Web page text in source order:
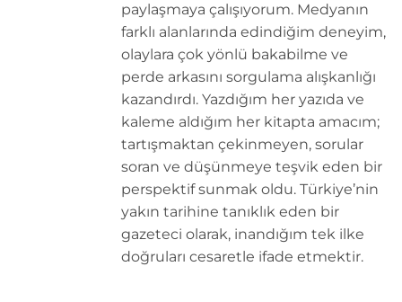
paylaşmaya çalışıyorum. Medyanın
farklı alanlarında edindiğim deneyim,
olaylara çok yönlü bakabilme ve
perde arkasını sorgulama alışkanlığı
kazandırdı. Yazdığım her yazıda ve
kaleme aldığım her kitapta amacım;
tartışmaktan çekinmeyen, sorular
soran ve düşünmeye teşvik eden bir
perspektif sunmak oldu. Türkiye’nin
yakın tarihine tanıklık eden bir
gazeteci olarak, inandığım tek ilke
doğruları cesaretle ifade etmektir.